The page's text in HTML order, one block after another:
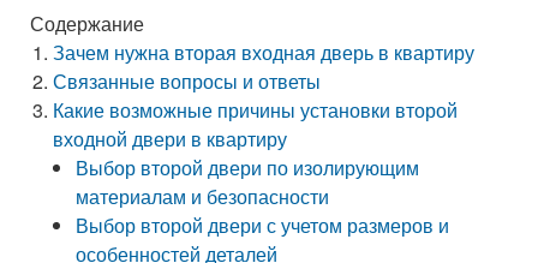
Содержание
Зачем нужна вторая входная дверь в квартиру
Связанные вопросы и ответы
Какие возможные причины установки второй
входной двери в квартиру
Выбор второй двери по изолирующим
материалам и безопасности
Выбор второй двери с учетом размеров и
особенностей деталей